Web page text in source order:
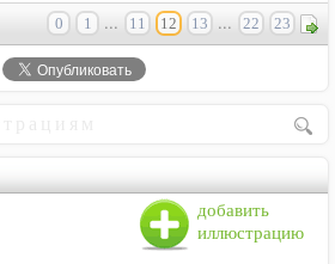
0 1 ... 11 12 13 ... 22 23
добавить
иллюстрацию